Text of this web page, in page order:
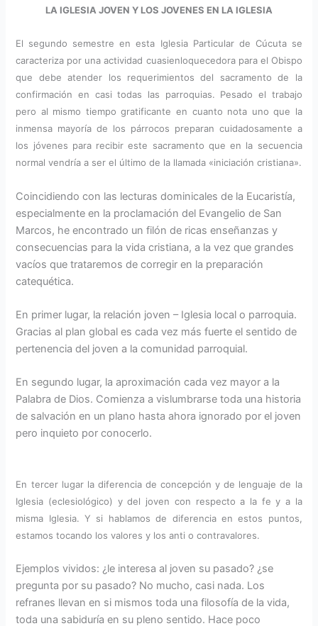
LA IGLESIA JOVEN Y LOS JOVENES EN LA IGLESIA
El segundo semestre en esta Iglesia Particular de Cúcuta se
caracteriza por una actividad cuasienloquecedora para el Obispo
que debe atender los requerimientos del sacramento de la
confirmación en casi todas las parroquias. Pesado el trabajo
pero al mismo tiempo gratificante en cuanto nota uno que la
inmensa mayoría de los párrocos preparan cuidadosamente a
los jóvenes para recibir este sacramento que en la secuencia
normal vendría a ser el último de la llamada «iniciación cristiana».
Coincidiendo con las lecturas dominicales de la Eucaristía,
especialmente en la proclamación del Evangelio de San
Marcos, he encontrado un filón de ricas enseñanzas y
consecuencias para la vida cristiana, a la vez que grandes
vacíos que trataremos de corregir en la preparación
catequética.
En primer lugar, la relación joven – Iglesia local o parroquia.
Gracias al plan global es cada vez más fuerte el sentido de
pertenencia del joven a la comunidad parroquial.
En segundo lugar, la aproximación cada vez mayor a la
Palabra de Dios. Comienza a vislumbrarse toda una historia
de salvación en un plano hasta ahora ignorado por el joven
pero inquieto por conocerlo.
En tercer lugar la diferencia de concepción y de lenguaje de la
Iglesia (eclesiológico) y del joven con respecto a la fe y a la
misma Iglesia. Y si hablamos de diferencia en estos puntos,
estamos tocando los valores y los anti o contravalores.
Ejemplos vividos: ¿le interesa al joven su pasado? ¿se
pregunta por su pasado? No mucho, casi nada. Los
refranes llevan en si mismos toda una filosofía de la vida,
toda una sabiduría en su pleno sentido. Hace poco